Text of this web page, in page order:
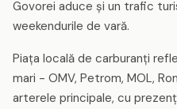
Govorei aduce și un trafic
weekendurile de vară.
Piața locală de carburanți
mari - OMV, Petrom, MOL,
arterele principale, cu